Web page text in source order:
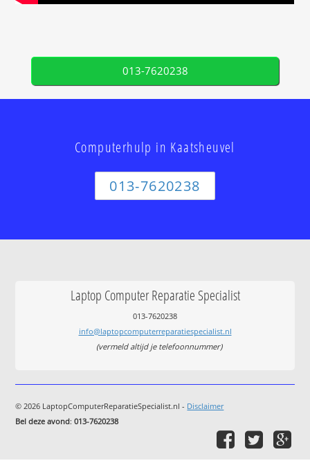
013-7620238
Computerhulp in Kaatsheuvel
013-7620238
Laptop Computer Reparatie Specialist
013-7620238
info@laptopcomputerreparatiespecialist.nl
(vermeld altijd je telefoonnummer)
© 2026 LaptopComputerReparatieSpecialist.nl - Disclaimer
Bel deze avond:013-7620238